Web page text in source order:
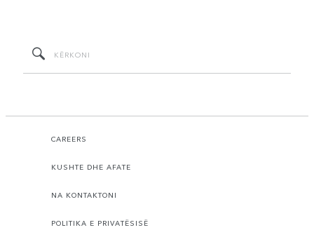
CAREERS
KUSHTE DHE AFATE
NA KONTAKTONI
POLITIKA E PRIVATËSISË